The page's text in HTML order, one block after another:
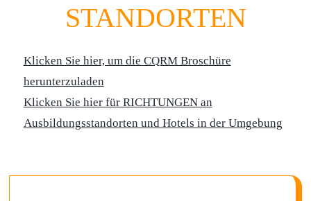
STANDORTEN
Klicken Sie hier, um die CQRM Broschüre
herunterzuladen
Klicken Sie hier für RICHTUNGEN an
Ausbildungsstandorten und Hotels in der Umgebung